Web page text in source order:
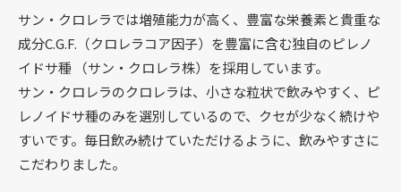
サン・クロレラでは増殖能力が高く、豊富な栄養素と貴重な
成分C.G.F.（クロレラコア因子）を豊富に含む独自のピレノ
イドサ種 （サン・クロレラ株）を採用しています。
サン・クロレラのクロレラは、小さな粒状で飲みやすく、ピ
レノイドサ種のみを選別しているので、クセが少なく続けや
すいです。毎日飲み続けていただけるように、飲みやすさに
こだわりました。